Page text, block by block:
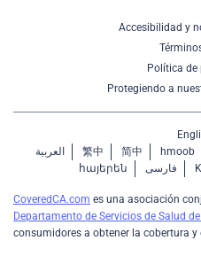
Accesibilidad y
Política de
Protegiendo a
العربية
繁中 简中 hmoob
հայերեն
فارسی
CoveredCA.com es una asociación
Departamento de Servicios de Salud
consumidores a obtener la cobertura